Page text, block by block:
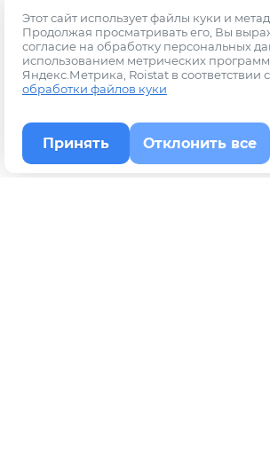
Этот сайт использует файлы куки и
Продолжая просматривать его, Вы
согласие на обработку персональных
использованием метрических программ
Яндекс.Метрика, Roistat в соответствии с
обработки файлов куки
Принять Отклонить все